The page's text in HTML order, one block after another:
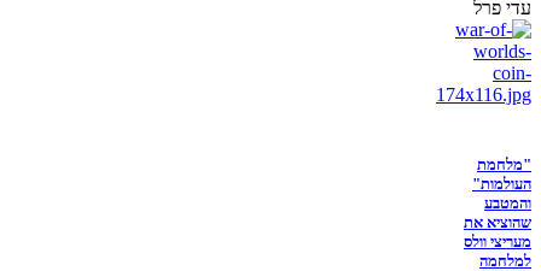
עדי פרל
"מלחמת
העולמות"
והמטבע
שהוציא את
מעריצי וולס
למלחמה